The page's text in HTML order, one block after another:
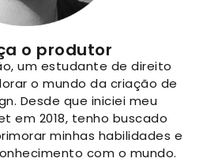
o produtor
um estudante de direito
o mundo da criação de
Desde que iniciei meu
em 2018, tenho buscado
minhas habilidades e
com o mundo.